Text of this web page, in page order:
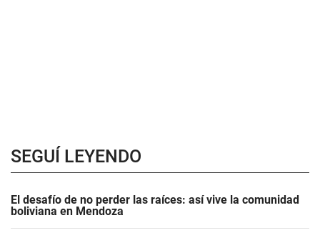
SEGUÍ LEYENDO
El desafío de no perder las raíces: así vive la comunidad
boliviana en Mendoza